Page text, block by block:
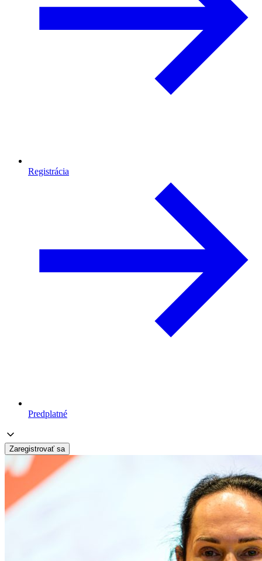
Registrácia
Predplatné
Zaregistrovať sa